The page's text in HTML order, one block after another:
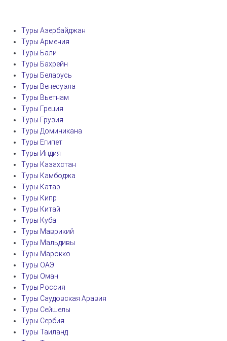
Туры Азербайджан
Туры Армения
Туры Бали
Туры Бахрейн
Туры Беларусь
Туры Венесуэла
Туры Вьетнам
Туры Греция
Туры Грузия
Туры Доминикана
Туры Египет
Туры Индия
Туры Казахстан
Туры Камбоджа
Туры Катар
Туры Кипр
Туры Китай
Туры Куба
Туры Маврикий
Туры Мальдивы
Туры Марокко
Туры ОАЭ
Туры Оман
Туры Россия
Туры Саудовская Аравия
Туры Сейшелы
Туры Сербия
Туры Таиланд